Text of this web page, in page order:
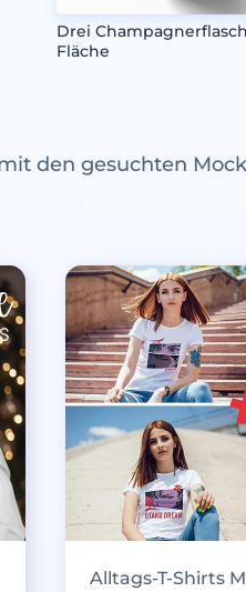
Drei
Fläche
den gesuchten
Alltags-T-Shirts